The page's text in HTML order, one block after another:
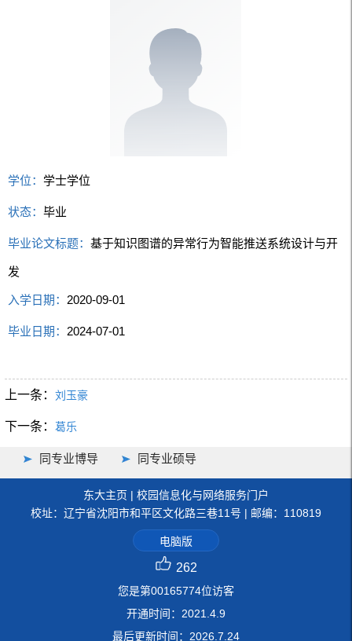
学位：学士学位
状态：毕业
毕业论文标题：基于知识图谱的异常行为智能推送系统设计与开
发
入学日期： 2020-09-01
毕业日期： 2024-07-01
上一条： 刘玉豪
下一条： 葛乐
同专业博导 同专业硕导
东大主页 | 校园信息化与网络服务门户
校址：辽宁省沈阳市和平区文化路三巷11号 | 邮编：110819
电脑版
262
您是第00165774位访客
开通时间： 2021 4 9
最后更新时间： 2026 7 24